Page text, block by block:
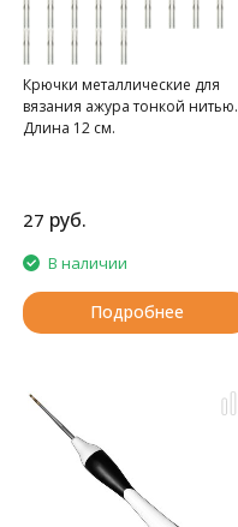
Крючки металлические для
вязания ажура тонкой нитью.
Длина 12 см.
27 руб.
В наличии
Подробнее